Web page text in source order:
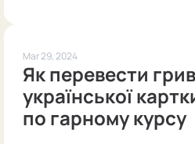
Mar 29, 2024
Як перевести
української
по гарному курсу